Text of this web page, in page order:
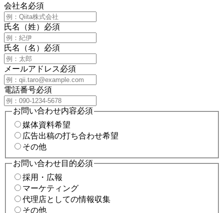
会社名必須
氏名（姓） 必須
氏名（名） 必須
メールアドレス必須
電話番号必須
お問い合わせ内容必須
媒体資料希望
広告出稿の打ち合わせ希望
その他
お問い合わせ目的必須
採用・広報
マーケティング
代理店としての情報収集
その他